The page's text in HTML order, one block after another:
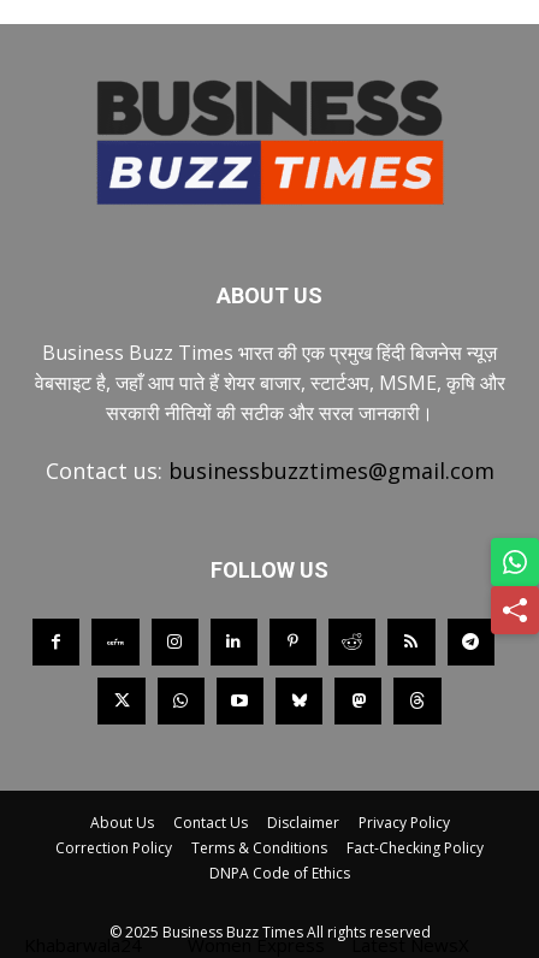
ABOUT US
Business Buzz Times भारत की एक प्रमुख हिंदी बिजनेस न्यूज़
वेबसाइट है, जहाँ आप पाते हैं शेयर बाजार, स्टार्टअप, MSME, कृषि और
सरकारी नीतियों की सटीक और सरल जानकारी।
Contact us: businessbuzztimes@gmail.com
FOLLOW US
About Us Contact Us Disclaimer
Privacy Policy
Correction Policy
Terms & Conditions
Fact-Checking Policy
DNPA Code of Ethics
© 2025 Business Buzz Times All rights reserved
Khabarwala24 Women Express Latest NewsX